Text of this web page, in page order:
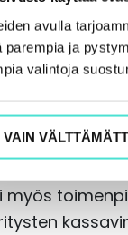
avulla
parempia ja
valintoja
VAIN
mutta
myös